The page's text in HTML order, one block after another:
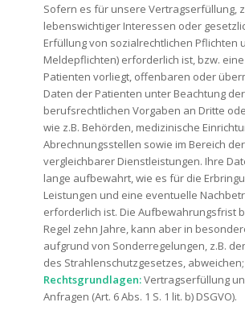
Sofern es für unsere Vertragserfüllung,
lebenswichtiger Interessen oder
Erfüllung von sozialrechtlichen Pflichten
Meldepflichten) erforderlich ist, bzw.
Patienten vorliegt, offenbaren oder
Daten der Patienten unter Beachtung der
berufsrechtlichen Vorgaben an Dritte
wie z.B. Behörden, medizinische
Abrechnungsstellen sowie im Bereich
vergleichbarer Dienstleistungen. Ihre
lange aufbewahrt, wie es für die
Leistungen und eine eventuelle
erforderlich ist. Die Aufbewahrungsfrist
Regel zehn Jahre, kann aber in
aufgrund von Sonderregelungen, z.B.
des Strahlenschutzgesetzes, abweichen;
Rechtsgrundlagen:Vertragserfüllung
Anfragen (Art. 6 Abs. 1 S. 1 lit. b) DSGVO).